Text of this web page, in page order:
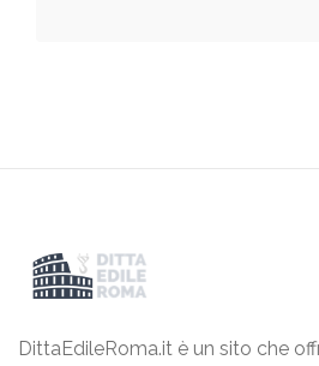
DittaEdileRoma.it è un sito che